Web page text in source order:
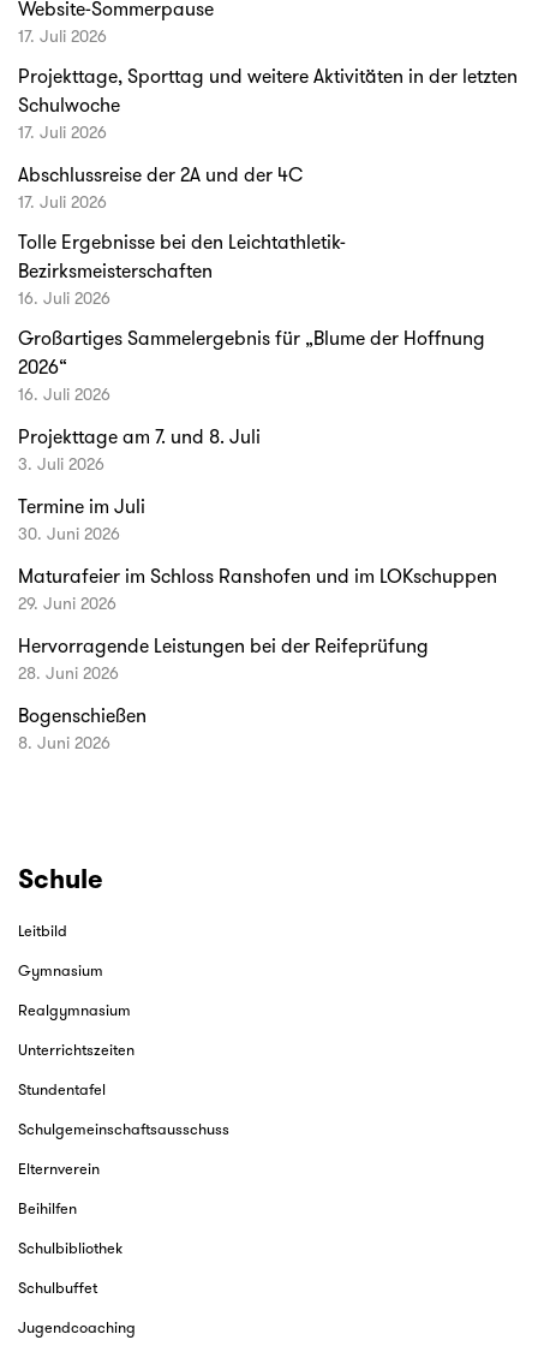
Website-Sommerpause
17. Juli 2026
Projekttage, Sporttag und weitere Aktivitäten in der letzten
Schulwoche
17. Juli 2026
Abschlussreise der 2A und der 4C
17. Juli 2026
Tolle Ergebnisse bei den Leichtathletik-
Bezirksmeisterschaften
16. Juli 2026
Großartiges Sammelergebnis für „Blume der Hoffnung
2026“
16. Juli 2026
Projekttage am 7. und 8. Juli
3. Juli 2026
Termine im Juli
30. Juni 2026
Maturafeier im Schloss Ranshofen und im LOKschuppen
29. Juni 2026
Hervorragende Leistungen bei der Reifeprüfung
28. Juni 2026
Bogenschießen
8. Juni 2026
Schule
Leitbild
Gymnasium
Realgymnasium
Unterrichtszeiten
Stundentafel
Schulgemeinschaftsausschuss
Elternverein
Beihilfen
Schulbibliothek
Schulbuffet
Jugendcoaching